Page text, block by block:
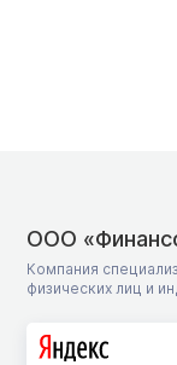
ООО
Компания
физических лиц и